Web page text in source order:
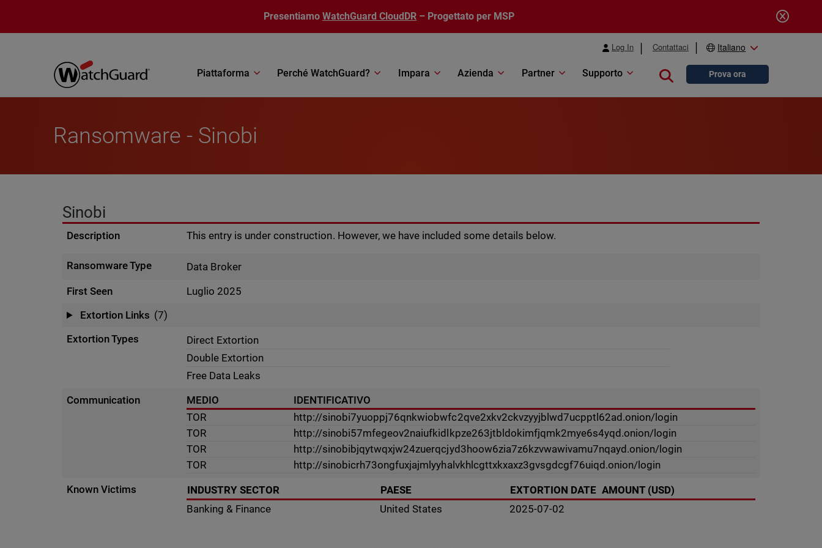
Presentiamo WatchGuard CloudDR – Progettato per MSP
Log In Contattaci Italiano
Piattaforma Perché WatchGuard? Impara Azienda Partner Supporto Close searchProva ora
Ransomware - Sinobi
Sinobi
Description This entry is under construction. However, we have included some details below.
Ransomware Type
Data Broker
First Seen
Luglio 2025
Extortion Links (7)
Extortion Types
Direct Extortion
Double Extortion
Free Data Leaks
Communication
MEDIO
IDENTIFICATIVO
TOR
http://sinobi7yuoppj76qnkwiobwfc2qve2xkv2ckvzyyjblwd7ucpptl62ad.onion/login
TOR
http://sinobi57mfegeov2naiufkidlkpze263jtbldokimfjqmk2mye6s4yqd.onion/login
TOR
http://sinobibjqytwqxjw24zuerqcjyd3hoow6zia7z6kzvwawivamu7nqayd.onion/login
TOR
http://sinobicrh73ongfuxjajmlyyhalvkhlcgttxkxaxz3gvsgdcgf76uiqd.onion/login
Known Victims
INDUSTRY SECTOR PAESE EXTORTION DATE AMOUNT (USD)
Banking & Finance
United States 2025-07-02